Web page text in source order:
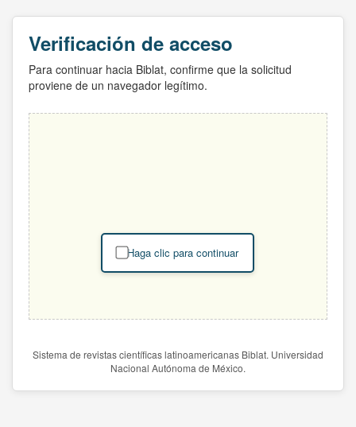
Verificación de acceso
Para continuar hacia Biblat, confirme que la solicitud
proviene de un navegador legítimo.
Haga clic para continuar
Sistema de revistas científicas latinoamericanas Biblat. Universidad
Nacional Autónoma de México.